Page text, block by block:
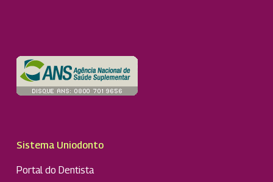
Sistema Uniodonto
Portal do Dentista